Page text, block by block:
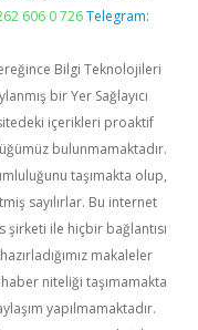
606 0 726 Telegram:
Bilgi Teknolojileri
bir Yer Sağlayıcı
içerikleri proaktif
bulunmamaktadır.
taşımakta olup,
sayılırlar. Bu internet
şirketi ile hiçbir bağlantısı
makaleler
niteliği taşımamakta
yapılmamaktadır.